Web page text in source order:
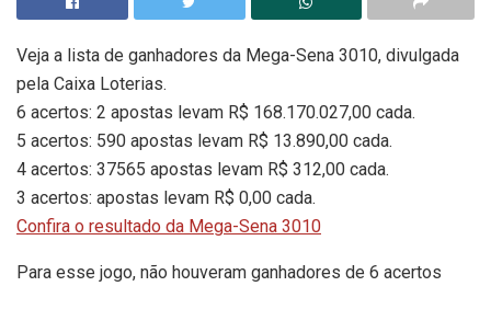
Veja a lista de ganhadores da Mega-Sena 3010, divulgada
pela Caixa Loterias.
6 acertos: 2 apostas levam R$ 168.170.027,00 cada.
5 acertos: 590 apostas levam R$ 13.890,00 cada.
4 acertos: 37565 apostas levam R$ 312,00 cada.
3 acertos: apostas levam R$ 0,00 cada.
Confira o resultado da Mega-Sena 3010
Para esse jogo, não houveram ganhadores de 6 acertos